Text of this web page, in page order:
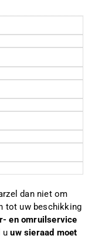
dan niet om
tot uw beschikking
en omruilservice
uuw sieraad moet